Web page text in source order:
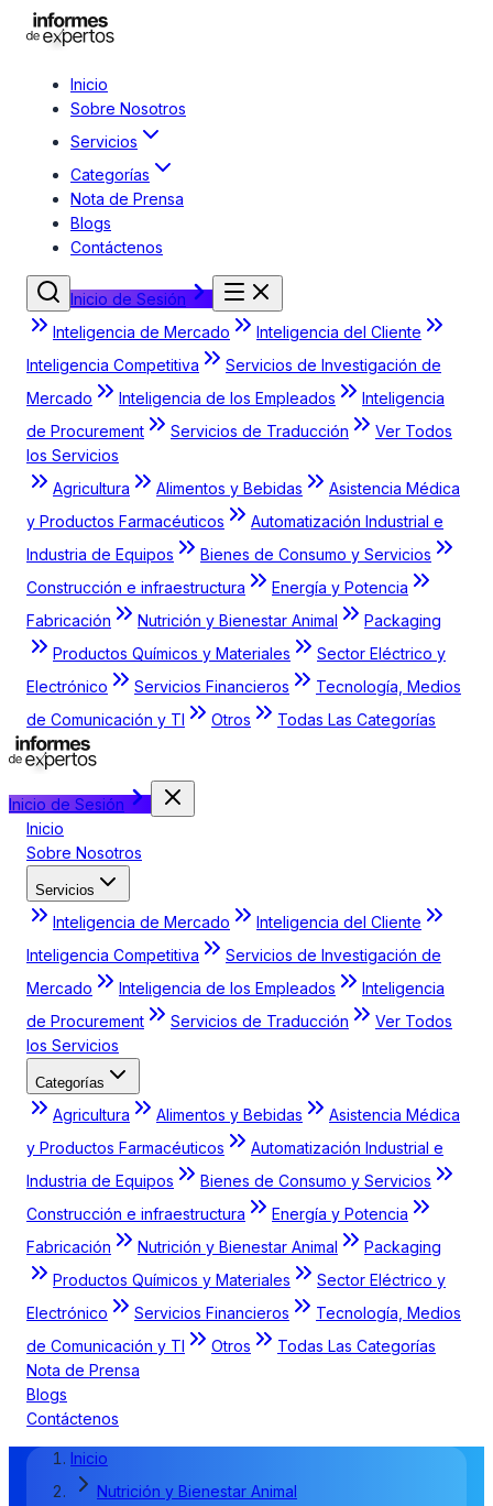
Inicio
Sobre Nosotros
Servicios
Categorías
Nota de Prensa
Blogs
Contáctenos
Inicio de Sesión
Inteligencia de Mercado
Inteligencia del Cliente
Inteligencia Competitiva
Servicios de Investigación de
Mercado
Inteligencia de los Empleados
Inteligencia
de Procurement
Servicios de Traducción
Ver Todos
los Servicios
Agricultura
Alimentos y Bebidas
Asistencia Médica
y Productos Farmacéuticos
Automatización Industrial e
Industria de Equipos
Bienes de Consumo y Servicios
Construcción e infraestructura
Energía y Potencia
Fabricación
Nutrición y Bienestar Animal
Packaging
Productos Químicos y Materiales
Sector Eléctrico y
Electrónico
Servicios Financieros
Tecnología, Medios
de Comunicación y TI
Otros Todas Las Categorías
Inicio de Sesión
Inicio
Sobre Nosotros
Servicios
Inteligencia de Mercado
Inteligencia del Cliente
Inteligencia Competitiva
Servicios de Investigación de
Mercado
Inteligencia de los Empleados
Inteligencia
de Procurement
Servicios de Traducción
Ver Todos
los Servicios
Categorías
Agricultura Alimentos y Bebidas
Asistencia Médica
y Productos Farmacéuticos
Automatización Industrial e
Industria de Equipos
Bienes de Consumo y Servicios
Construcción e infraestructura
Energía y Potencia
Fabricación
Nutrición y Bienestar Animal
Packaging
Productos Químicos y Materiales
Sector Eléctrico y
Electrónico
Servicios Financieros
Tecnología, Medios
de Comunicación y TI
Otros
Todas Las Categorías
Nota de Prensa
Blogs
Contáctenos
Inicio
Nutrición y Bienestar Animal